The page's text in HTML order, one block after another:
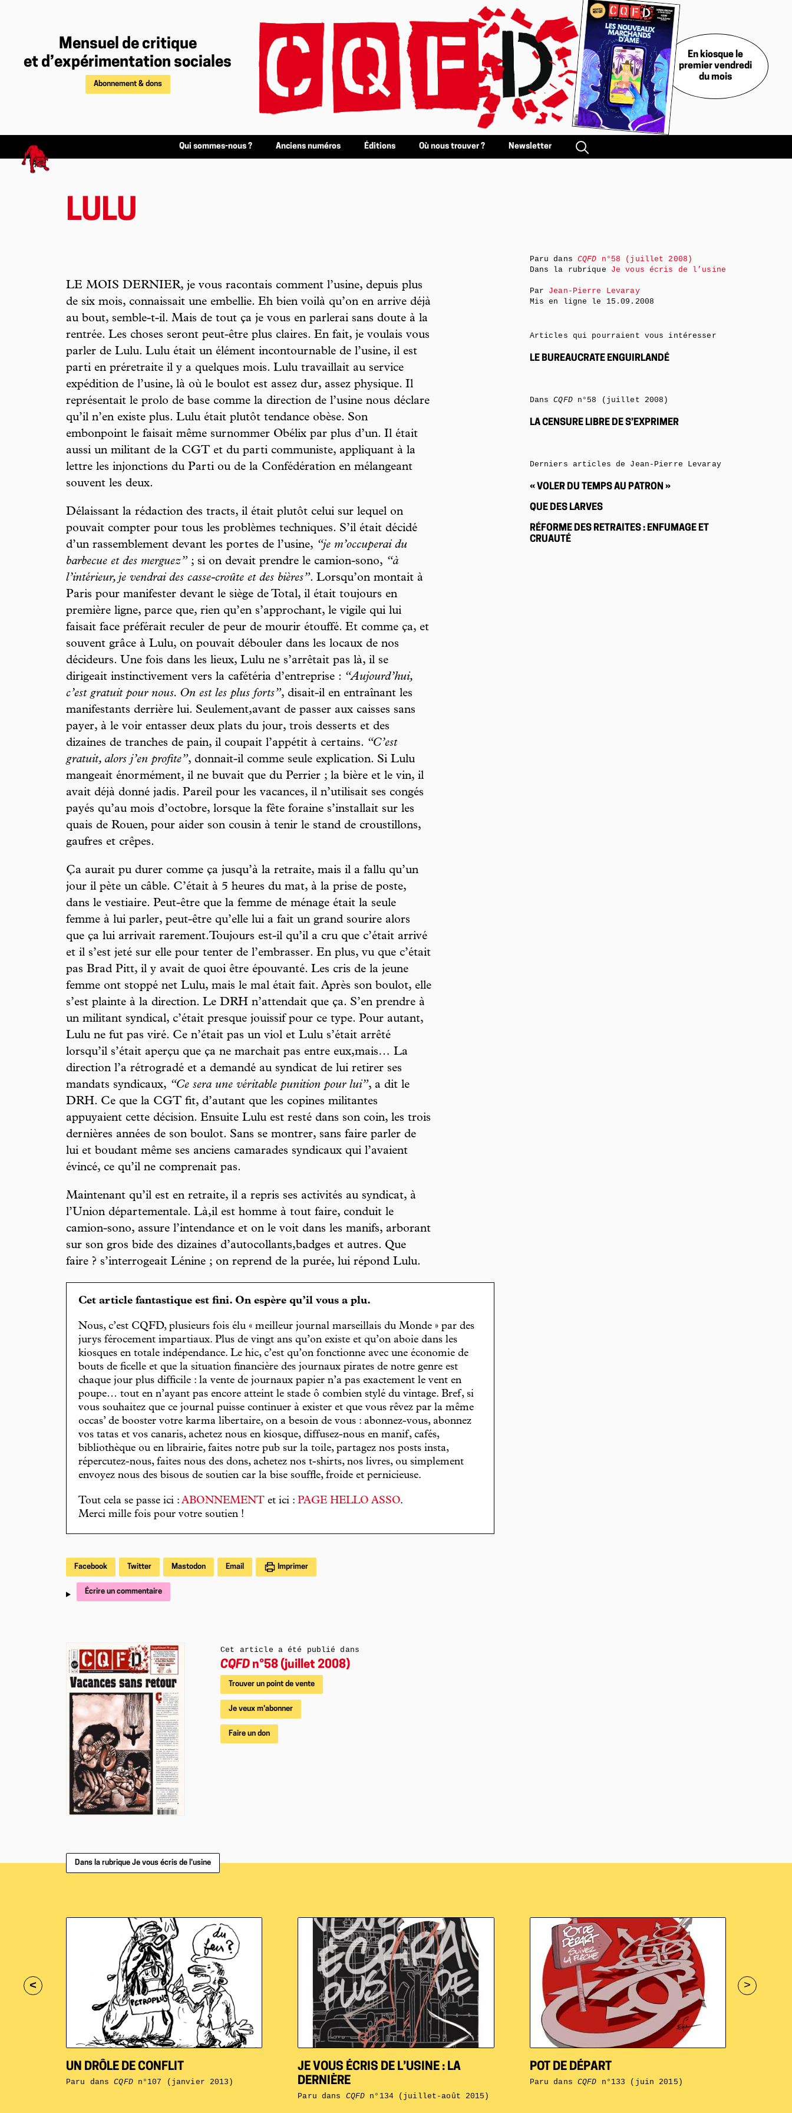
Mensuel de critique
et d’expérimentation sociales
Abonnement & dons
En kiosque le
premier vendredi
du mois
Qui sommes-nous ? Anciens numéros Éditions Où nous trouver ? Newsletter
LULU
LE MOIS DERNIER, je vous racontais comment l’usine, depuis plus
de six mois, connaissait une embellie. Eh bien voilà qu’on en arrive déjà
au bout, semble-t-il. Mais de tout ça je vous en parlerai sans doute à la
rentrée. Les choses seront peut-être plus claires. En fait, je voulais vous
parler de Lulu. Lulu était un élément incontournable de l’usine, il est
parti en préretraite il y a quelques mois. Lulu travaillait au service
expédition de l’usine, là où le boulot est assez dur, assez physique. Il
représentait le prolo de base comme la direction de l’usine nous déclare
qu’il n’en existe plus. Lulu était plutôt tendance obèse. Son
embonpoint le faisait même surnommer Obélix par plus d’un. Il était
aussi un militant de la CGT et du parti communiste, appliquant à la
lettre les injonctions du Parti ou de la Confédération en mélangeant
souvent les deux.
Délaissant la rédaction des tracts, il était plutôt celui sur lequel on
pouvait compter pour tous les problèmes techniques. S’il était décidé
d’un rassemblement devant les portes de l’usine, “je m’occuperai du
barbecue et des merguez” ; si on devait prendre le camion-sono, “à
l’intérieur, je vendrai des casse-croûte et des bières”. Lorsqu’on montait à
Paris pour manifester devant le siège de Total, il était toujours en
première ligne, parce que, rien qu’en s’approchant, le vigile qui lui
faisait face préférait reculer de peur de mourir étouffé. Et comme ça, et
souvent grâce à Lulu, on pouvait débouler dans les locaux de nos
décideurs. Une fois dans les lieux, Lulu ne s’arrêtait pas là, il se
dirigeait instinctivement vers la cafétéria d’entreprise : “Aujourd’hui,
c’est gratuit pour nous. On est les plus forts”, disait-il en entraînant les
manifestants derrière lui. Seulement,avant de passer aux caisses sans
payer, à le voir entasser deux plats du jour, trois desserts et des
dizaines de tranches de pain, il coupait l’appétit à certains. “C’est
gratuit, alors j’en profite”, donnait-il comme seule explication. Si Lulu
mangeait énormément, il ne buvait que du Perrier ; la bière et le vin, il
avait déjà donné jadis. Pareil pour les vacances, il n’utilisait ses congés
payés qu’au mois d’octobre, lorsque la fête foraine s’installait sur les
quais de Rouen, pour aider son cousin à tenir le stand de croustillons,
gaufres et crêpes.
Ça aurait pu durer comme ça jusqu’à la retraite, mais il a fallu qu’un
jour il pète un câble. C’était à 5 heures du mat, à la prise de poste,
dans le vestiaire. Peut-être que la femme de ménage était la seule
femme à lui parler, peut-être qu’elle lui a fait un grand sourire alors
que ça lui arrivait rarement.Toujours est-il qu’il a cru que c’était arrivé
et il s’est jeté sur elle pour tenter de l’embrasser. En plus, vu que c’était
pas Brad Pitt, il y avait de quoi être épouvanté. Les cris de la jeune
femme ont stoppé net Lulu, mais le mal était fait. Après son boulot, elle
s’est plainte à la direction. Le DRH n’attendait que ça. S’en prendre à
un militant syndical, c’était presque jouissif pour ce type. Pour autant,
Lulu ne fut pas viré. Ce n’était pas un viol et Lulu s’était arrêté
lorsqu’il s’était aperçu que ça ne marchait pas entre eux,mais… La
direction l’a rétrogradé et a demandé au syndicat de lui retirer ses
mandats syndicaux, “Ce sera une véritable punition pour lui”, a dit le
DRH. Ce que la CGT fit, d’autant que les copines militantes
appuyaient cette décision. Ensuite Lulu est resté dans son coin, les trois
dernières années de son boulot. Sans se montrer, sans faire parler de
lui et boudant même ses anciens camarades syndicaux qui l’avaient
évincé, ce qu’il ne comprenait pas.
Maintenant qu’il est en retraite, il a repris ses activités au syndicat, à
l’Union départementale. Là,il est homme à tout faire, conduit le
camion-sono, assure l’intendance et on le voit dans les manifs, arborant
sur son gros bide des dizaines d’autocollants,badges et autres. Que
faire ? s’interrogeait Lénine ; on reprend de la purée, lui répond Lulu.
Cet article fantastique est fini. On espère qu’il vous a plu.
Nous, c’est CQFD, plusieurs fois élu « meilleur journal marseillais du Monde » par des
jurys férocement impartiaux. Plus de vingt ans qu’on existe et qu’on aboie dans les
kiosques en totale indépendance. Le hic, c’est qu’on fonctionne avec une économie de
bouts de ficelle et que la situation financière des journaux pirates de notre genre est
chaque jour plus difficile : la vente de journaux papier n’a pas exactement le vent en
poupe… tout en n’ayant pas encore atteint le stade ô combien stylé du vintage. Bref, si
vous souhaitez que ce journal puisse continuer à exister et que vous rêvez par la même
occas’ de booster votre karma libertaire, on a besoin de vous : abonnez-vous, abonnez
vos tatas et vos canaris, achetez nous en kiosque, diffusez-nous en manif, cafés,
bibliothèque ou en librairie, faites notre pub sur la toile, partagez nos posts insta,
répercutez-nous, faites nous des dons, achetez nos t-shirts, nos livres, ou simplement
envoyez nous des bisous de soutien car la bise souffle, froide et pernicieuse.
Tout cela se passe ici : ABONNEMENT et ici : PAGE HELLO ASSO.
Merci mille fois pour votre soutien !
Facebook Twitter Mastodon Email Imprimer
Écrire un commentaire
Cet article a été publié dans
CQFD n°58 (juillet 2008)
Trouver un point de vente
Je veux m'abonner
Faire un don
Paru dans CQFD n°58 (juillet 2008)
Dans la rubrique Je vous écris de l’usine
Par Jean-Pierre Levaray
Mis en ligne le 15.09.2008
Articles qui pourraient vous intéresser
LE BUREAUCRATE ENGUIRLANDÉ
DansCQFDn°58 (juillet 2008)
LA CENSURE LIBRE DE S’EXPRIMER
Derniers articles de Jean-Pierre Levaray
« VOLER DU TEMPS AU PATRON »
QUE DES LARVES
RÉFORME DES RETRAITES : ENFUMAGE ET
CRUAUTÉ
< >
Dans la rubrique Je vous écris de l’usine
UN DRÔLE DE CONFLIT
Paru dansCQFDn°107 (janvier 2013)
JE VOUS ÉCRIS DE L’USINE : LA
DERNIÈRE
Paru dans CQFD n°134 (juillet-août 2015)
POT DE DÉPART
Paru dans CQFD n°133 (juin 2015)